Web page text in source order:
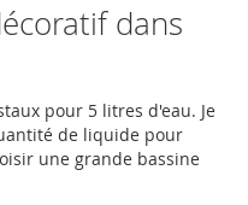
dans
pour 5 litres d'eau. Je
de liquide pour
une grande bassine